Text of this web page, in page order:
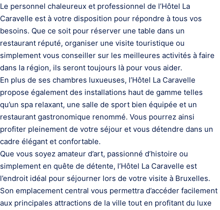
Le personnel chaleureux et professionnel de l’Hôtel La
Caravelle est à votre disposition pour répondre à tous vos
besoins. Que ce soit pour réserver une table dans un
restaurant réputé, organiser une visite touristique ou
simplement vous conseiller sur les meilleures activités à faire
dans la région, ils seront toujours là pour vous aider.
En plus de ses chambres luxueuses, l’Hôtel La Caravelle
propose également des installations haut de gamme telles
qu’un spa relaxant, une salle de sport bien équipée et un
restaurant gastronomique renommé. Vous pourrez ainsi
profiter pleinement de votre séjour et vous détendre dans un
cadre élégant et confortable.
Que vous soyez amateur d’art, passionné d’histoire ou
simplement en quête de détente, l’Hôtel La Caravelle est
l’endroit idéal pour séjourner lors de votre visite à Bruxelles.
Son emplacement central vous permettra d’accéder facilement
aux principales attractions de la ville tout en profitant du luxe